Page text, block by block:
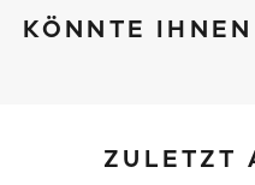
KÖNNTE
ZULETZT